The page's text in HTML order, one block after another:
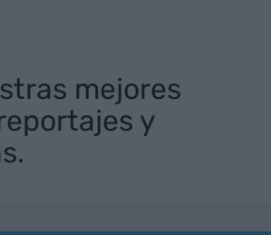
mejores
y